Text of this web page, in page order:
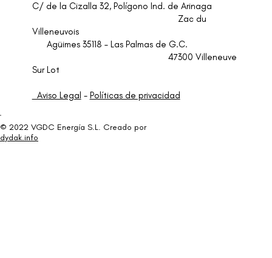
C/ de la Cizalla 32, Polígono Ind. de Arinaga
Zac du
Villeneuvois
Agüimes 35118 – Las Palmas de G.C.
47300 Villeneuve
Sur Lot
Aviso Legal - Políticas de privacidad
© 2022 VGDC Energía S.L. Creado por
dydak.info